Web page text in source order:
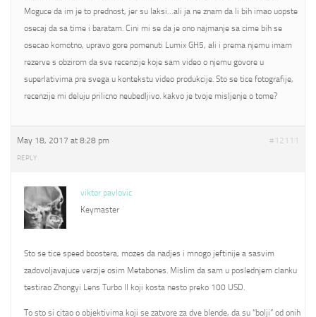
Moguce da im je to prednost, jer su laksi…ali ja ne znam da li bih imao uopste
osecaj da sa time i baratam. Cini mi se da je ono najmanje sa cime bih se
osecao komotno, upravo gore pomenuti Lumix GH5, ali i prema njemu imam
rezerve s obzirom da sve recenzije koje sam video o njemu govore u
superlativima pre svega u kontekstu video produkcije. Sto se tice fotografije,
recenzije mi deluju prilicno neubedljivo. kakvo je tvoje misljenje o tome?
May 18, 2017 at 8:28 pm #12111
REPLY
viktor pavlovic
Keymaster
Sto se tice speed boostera, mozes da nadjes i mnogo jeftinije a sasvim
zadovoljavajuce verzije osim Metabones. Mislim da sam u poslednjem clanku
testirao Zhongyi Lens Turbo II koji kosta nesto preko 100 USD.
To sto si citao o objektivima koji se zatvore za dve blende, da su “bolji” od onih